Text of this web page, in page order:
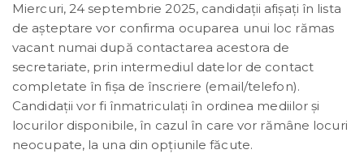
Miercuri, 24 septembrie 2025, candidații afișați în lista
de așteptare vor confirma ocuparea unui loc rămas
vacant numai după contactarea acestora de
secretariate, prin intermediul datelor de contact
completate în fișa de înscriere (email/telefon).
Candidații vor fi înmatriculați în ordinea mediilor și
locurilor disponibile, în cazul în care vor rămâne locuri
neocupate, la una din opțiunile făcute.